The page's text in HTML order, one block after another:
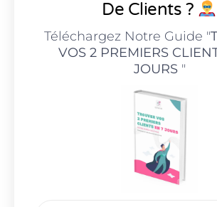
De Clients ?
Téléchargez Notre Guide "
VOS 2 PREMIERS
JOURS"